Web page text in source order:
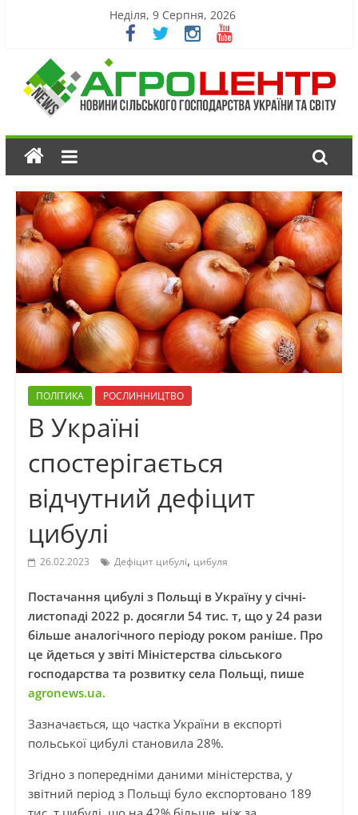
Неділя, 9 Серпня, 2026
ПОЛІТИКА РОСЛИННИЦТВО
В Україні
спостерігається
відчутний дефіцит
цибулі
26.02.2023 Дефіцит цибулі, цибуля
Постачання цибулі з Польщі в Україну у січні-
листопаді 2022 р. досягли 54 тис. т, що у 24 рази
більше аналогічного періоду роком раніше. Про
це йдеться у звіті Міністерства сільського
господарства та розвитку села Польщі, пише
agronews.ua.
Зазначається, що частка України в експорті
польської цибулі становила 28%.
Згідно з попередніми даними міністерства, у
звітний період з Польщі було експортовано 189